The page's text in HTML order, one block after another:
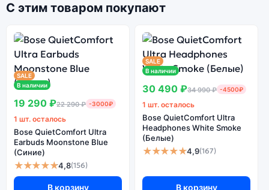
С этим товаром покупают
SALE
В наличии
19 290 ₽22 290 ₽ -3000₽
1 шт. осталось
Bose QuietComfort Ultra
Earbuds Moonstone Blue
(Синие)
★★★★★4,8(156)
В корзину
SALE
В наличии
30 490 ₽34 990 ₽ -4500₽
1 шт. осталось
Bose QuietComfort Ultra
Headphones White Smoke
(Белые)
★★★★★4,9(167)
В корзину